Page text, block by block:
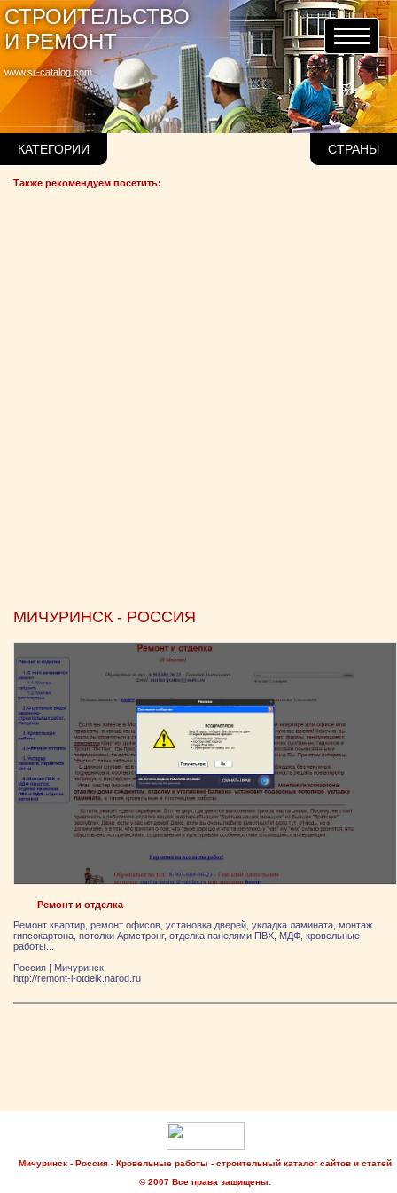
www.sr-catalog.com
СТРОИТЕЛЬСТВО
И РЕМОНТ
КАТЕГОРИИ СТРАНЫ
Также рекомендуем посетить:
МИЧУРИНСК - РОССИЯ
Ремонт и отделка
Ремонт квартир, ремонт офисов, установка дверей, укладка ламината, монтаж
гипсокартона, потолки Армстронг, отделка панелями ПВХ, МДФ, кровельные
работы...
Россия | Мичуринск
http://remont-i-otdelk.narod.ru
Мичуринск - Россия - Кровельные работы - строительный каталог сайтов и статей
© 2007 Все права защищены.